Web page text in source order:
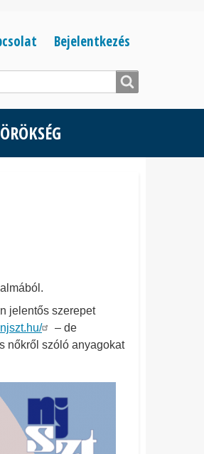
Bejelentkezés
menüje
Bejelentkezés
ÖRÖKSÉG
jelentős szerepet
– de
nőkről szóló anyagokat